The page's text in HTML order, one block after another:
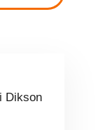
Dikson